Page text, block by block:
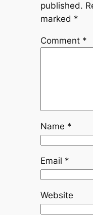
published.
marked *
Comment *
Name *
Email *
Website